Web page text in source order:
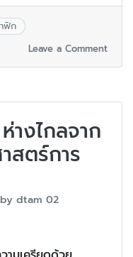
ฟิก
Leave a Comment
างไกลจาก
สตร์การ
by dtam 02